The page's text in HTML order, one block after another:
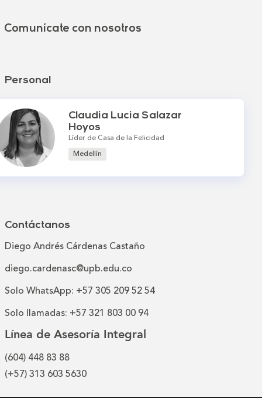
Comunícate con nosotros
Personal
Claudia Lucia Salazar
Hoyos
Líder de Casa de la Felicidad
Medellín
Contáctanos
Diego Andrés Cárdenas Castaño
diego.cardenasc@upb.edu.co
Solo WhatsApp: +57 305 209 52 54
Solo llamadas: +57 321 803 00 94
Línea de Asesoría Integral
(604) 448 83 88
(+57) 313 603 5630